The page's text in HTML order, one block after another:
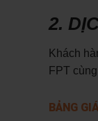
2.
Khách
FPT
BẢNG